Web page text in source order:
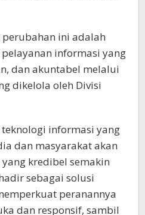
ini adalah
informasi yang
dan akuntabel melalui
dikelola oleh Divisi
informasi yang
dan masyarakat akan
kredibel semakin
sebagai solusi
peranannya
dan responsif, sambil